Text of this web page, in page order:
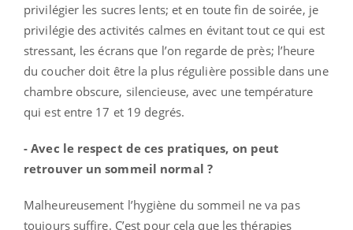
privilégier les sucres lents; et en toute fin de soirée, je
privilégie des activités calmes en évitant tout ce qui est
stressant, les écrans que l’on regarde de près; l’heure
du coucher doit être la plus régulière possible dans une
chambre obscure, silencieuse, avec une température
qui est entre 17 et 19 degrés.
- Avec le respect de ces pratiques, on peut
retrouver un sommeil normal ?
Malheureusement l’hygiène du sommeil ne va pas
toujours suffire. C’est pour cela que les thérapies